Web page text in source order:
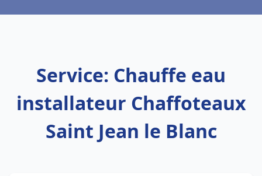
Service: Chauffe eau
installateur Chaffoteaux
Saint Jean le Blanc